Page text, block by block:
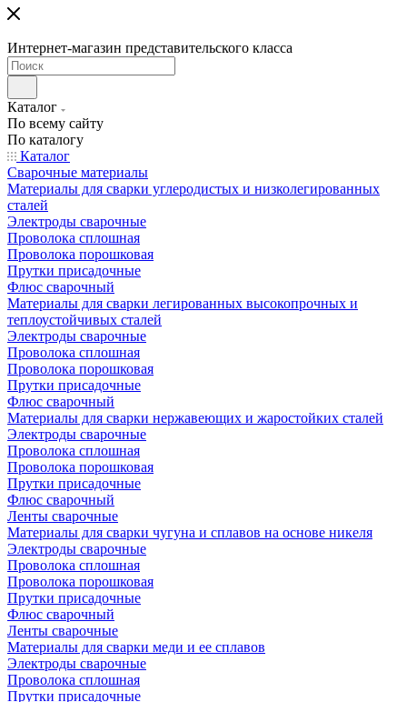
Интернет-магазин представительского класса
Каталог
По всему сайту
По каталогу
Каталог
Сварочные материалы
Материалы для сварки углеродистых и низколегированных
сталей
Электроды сварочные
Проволока сплошная
Проволока порошковая
Прутки присадочные
Флюс сварочный
Материалы для сварки легированных высокопрочных и
теплоустойчивых сталей
Электроды сварочные
Проволока сплошная
Проволока порошковая
Прутки присадочные
Флюс сварочный
Материалы для сварки нержавеющих и жаростойких сталей
Электроды сварочные
Проволока сплошная
Проволока порошковая
Прутки присадочные
Флюс сварочный
Ленты сварочные
Материалы для сварки чугуна и сплавов на основе никеля
Электроды сварочные
Проволока сплошная
Проволока порошковая
Прутки присадочные
Флюс сварочный
Ленты сварочные
Материалы для сварки меди и ее сплавов
Электроды сварочные
Проволока сплошная
Прутки присадочные